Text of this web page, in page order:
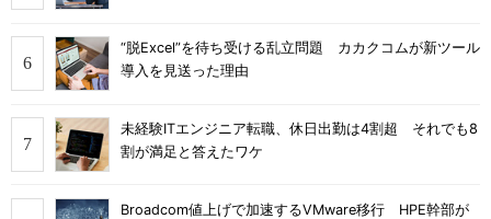
“脱Excel”を待ち受ける乱立問題 カカクコムが新ツール
導入を見送った理由
未経験ITエンジニア転職、休日出勤は4割超 それでも8
割が満足と答えたワケ
Broadcom値上げで加速するVMware移行 HPE幹部が